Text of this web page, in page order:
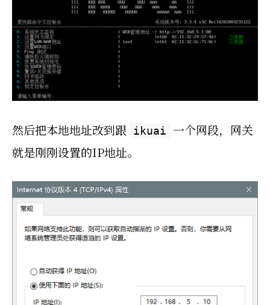
然后把本地地址改到跟 ikuai
一个网段，网关
就是刚刚设置的IP地址。